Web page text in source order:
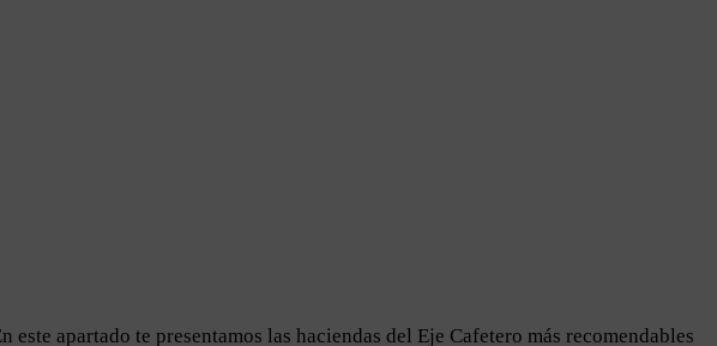
apartado te presentamos las haciendas del Eje Cafetero más recomendables